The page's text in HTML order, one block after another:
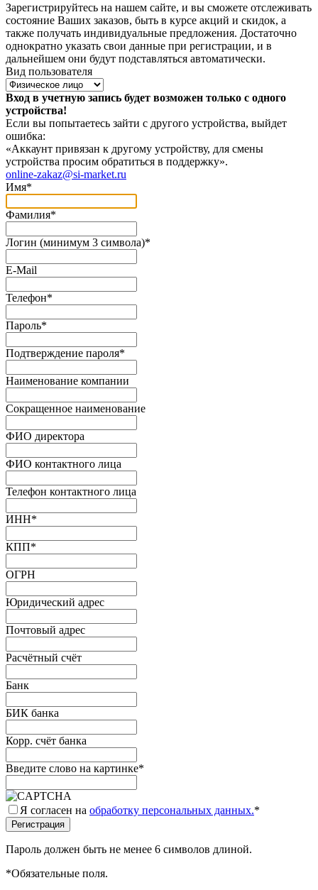
Зарегистрируйтесь на нашем сайте, и вы сможете отслеживать
состояние Ваших заказов, быть в курсе акций и скидок, а
также получать индивидуальные предложения. Достаточно
однократно указать свои данные при регистрации, и в
дальнейшем они будут подставляться автоматически.
Вид пользователя
Вход в учетную запись будет возможен только с одного
устройства!
Если вы попытаетесь зайти с другого устройства, выйдет
ошибка:
«Аккаунт привязан к другому устройству, для смены
устройства просим обратиться в поддержку».
online-zakaz@si-market.ru
Имя*
Фамилия*
Логин (минимум 3 символа)*
E-Mail
Телефон*
Пароль*
Подтверждение пароля*
Наименование компании
Сокращенное наименование
ФИО директора
ФИО контактного лица
Телефон контактного лица
ИНН*
КПП*
ОГРН
Юридический адрес
Почтовый адрес
Расчётный счёт
Банк
БИК банка
Корр. счёт банка
Введите слово на картинке*
Я согласен на обработку персональных данных.*
Пароль должен быть не менее 6 символов длиной.
*Обязательные поля.